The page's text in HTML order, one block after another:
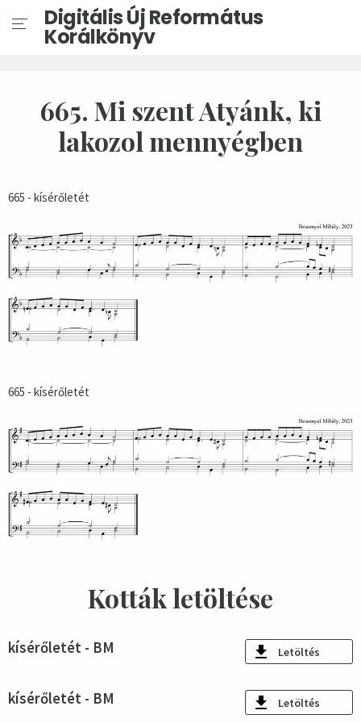
Digitális Új Református
Korálkönyv
665. Mi szent Atyánk, ki
lakozol mennyégben
665 - kísérőletét
665 - kísérőletét
Kották letöltése
kísérőletét - BM Letöltés
kísérőletét - BM Letöltés